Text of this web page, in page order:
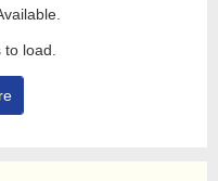
load.